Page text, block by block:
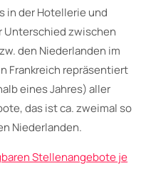
in der Hotellerie und
Unterschied zwischen
den Niederlanden im
Frankreich repräsentiert
eines Jahres) aller
das ist ca. zweimal so
Niederlanden.